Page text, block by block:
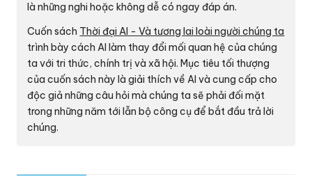
là những nghi hoặc không dễ có ngay đáp án.
Cuốn sách Thời đại AI - Và tương lai loài người chúng ta
trình bày cách AI làm thay đổi mối quan hệ của chúng
ta với tri thức, chính trị và xã hội. Mục tiêu tối thượng
của cuốn sách này là giải thích về AI và cung cấp cho
độc giả những câu hỏi mà chúng ta sẽ phải đối mặt
trong những năm tới lẫn bộ công cụ để bắt đầu trả lời
chúng.